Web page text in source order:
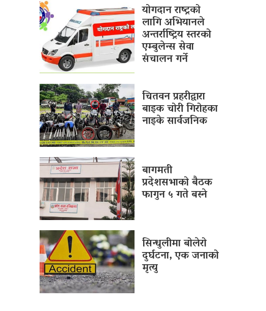
योगदान राष्ट्रको
लागि अभियानले
अन्तर्राष्ट्रिय स्तरको
एम्बुलेन्स सेवा
संचालन गर्ने
चितवन प्रहरीद्वारा
बाइक चोरी गिरोहका
नाइके सार्वजनिक
बागमती
प्रदेशसभाको बैठक
फागुन ५ गते बस्ने
सिन्धुलीमा बोलेरो
दुर्घटना, एक जनाको
मृत्यु